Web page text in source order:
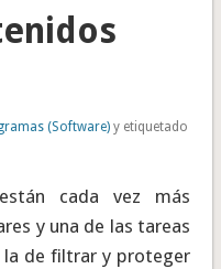
(Software)y etiquetado
cada vez más
y una de las tareas
la de filtrar y proteger